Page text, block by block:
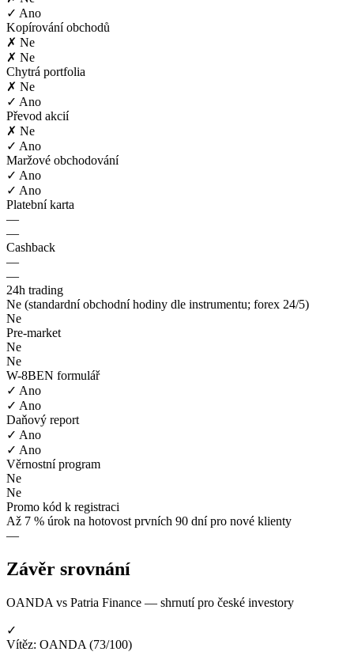
✓ Ano
Kopírování obchodů
✗ Ne
✗ Ne
Chytrá portfolia
✗ Ne
✓ Ano
Převod akcií
✗ Ne
✓ Ano
Maržové obchodování
✓ Ano
✓ Ano
Platební karta
—
—
Cashback
—
—
24h trading
Ne (standardní obchodní hodiny dle instrumentu; forex 24/5)
Ne
Pre-market
Ne
Ne
W-8BEN formulář
✓ Ano
✓ Ano
Daňový report
✓ Ano
✓ Ano
Věrnostní program
Ne
Ne
Promo kód k registraci
Až 7 % úrok na hotovost prvních 90 dní pro nové klienty
—
Závěr srovnání
OANDA vs Patria Finance — shrnutí pro české investory
✓
Vítěz: OANDA (73/100)